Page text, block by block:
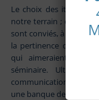
Le choix des items
notre terrain ; et être
sont conviés, à la fin du
la pertinence des
qui aimeraient voir
séminaire.
communications,
une banque de